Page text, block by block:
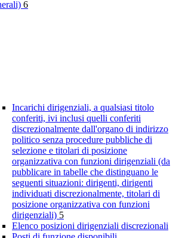
6
Incarichi dirigenziali, a qualsiasi titolo
conferiti, ivi inclusi quelli conferiti
discrezionalmente dall'organo di indirizzo
politico senza procedure pubbliche di
selezione e titolari di posizione
organizzativa con funzioni dirigenziali (da
pubblicare in tabelle che distinguano le
seguenti situazioni: dirigenti, dirigenti
individuati discrezionalmente, titolari di
posizione organizzativa con funzioni
dirigenziali) 5
Elenco posizioni dirigenziali discrezionali